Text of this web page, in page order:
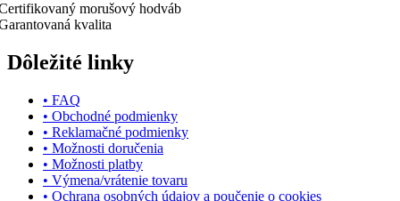
morušový hodváb
kvalita
Dôležité linky
• FAQ
• Obchodné podmienky
• Reklamačné podmienky
• Možnosti doručenia
• Možnosti platby
• Výmena/vrátenie tovaru
• Ochrana osobných údajov a poučenie o cookies